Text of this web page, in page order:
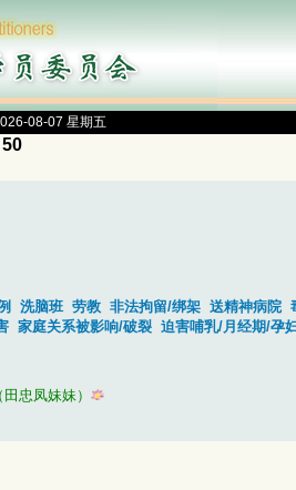
08-07 星期五
50
洗脑班 劳教 非法拘留/绑架 送精神病院
家庭关系被影响/破裂 迫害哺乳/月经期/孕
忠凤妹妹）